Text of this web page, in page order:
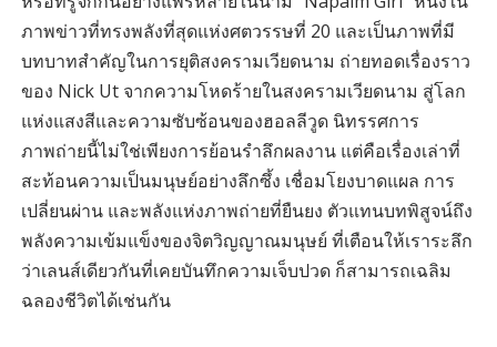
ภาพข่าวที่ทรงพลังที่สุดแห่งศตวรรษที่ 20 และเป็นภาพที่มี
บทบาทสำคัญในการยุติสงครามเวียดนาม ถ่ายทอดเรื่องราว
ของ Nick Ut จากความโหดร้ายในสงครามเวียดนาม สู่โลก
แห่งแสงสีและความซับซ้อนของฮอลลีวูด นิทรรศการ
ภาพถ่ายนี้ไม่ใช่เพียงการย้อนรำลึกผลงาน แต่คือเรื่องเล่าที่
สะท้อนความเป็นมนุษย์อย่างลึกซึ้ง เชื่อมโยงบาดแผล การ
เปลี่ยนผ่าน และพลังแห่งภาพถ่ายที่ยืนยง ตัวแทนบทพิสูจน์ถึง
พลังความเข้มแข็งของจิตวิญญาณมนุษย์ ที่เตือนให้เราระลึก
ว่าเลนส์เดียวกันที่เคยบันทึกความเจ็บปวด ก็สามารถเฉลิม
ฉลองชีวิตได้เช่นกัน